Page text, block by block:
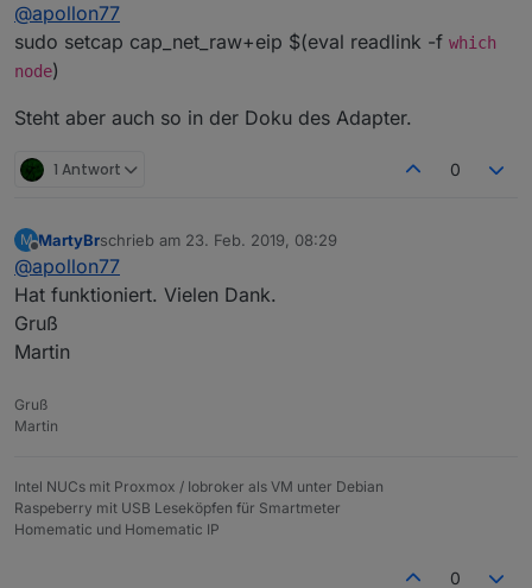
@apollon77
sudo setcap cap_net_raw+eip $(eval readlink -f which
node)
Steht aber auch so in der Doku des Adapter.
1 Antwort 0
M
Offline
MartyBrschrieb am 23. Feb. 2019, 08:29
zuletzt editiert von
@apollon77
Hat funktioniert. Vielen Dank.
Gruß
Martin
Gruß
Martin
Intel NUCs mit Proxmox / Iobroker als VM unter Debian
Raspeberry mit USB Leseköpfen für Smartmeter
Homematic und Homematic IP
0